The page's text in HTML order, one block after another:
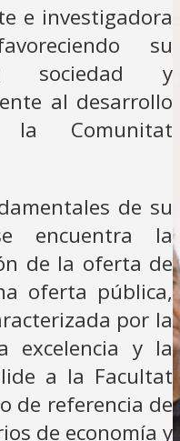
e investigadora
su
sociedad y
al desarrollo
la Comunitat
de su
encuentra la
de la oferta de
oferta pública,
por la
excelencia y la
a la Facultat
de referencia de
de economía y